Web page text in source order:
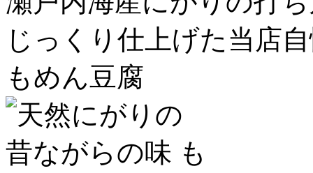
じっくり仕上げた当店
もめん豆腐